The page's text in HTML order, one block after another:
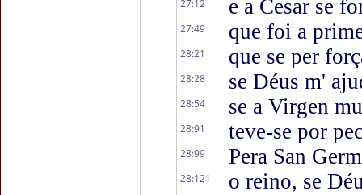
27:12 e a Cesar se
27:49 que foi a
28:21 que se per
28:28 se Déus m'
28:54 se a Virgen
28:91 teve-se por
28:99 Pera San
28:121 o reino, se